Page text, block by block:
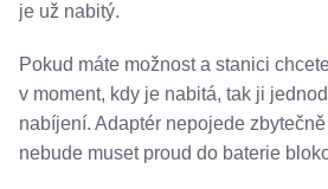
je už nabitý.
Pokud máte možnost a stanici
v moment, kdy je nabitá, tak ji
nabíjení. Adaptér nepojede
nebude muset proud do baterie